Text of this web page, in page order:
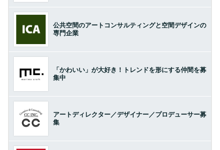
公共空間のアートコンサルティングと空間デザインの
専門企業
「かわいい」が大好き！トレンドを形にする仲間を募
集中
アートディレクター／デザイナー／プロデューサー募
集